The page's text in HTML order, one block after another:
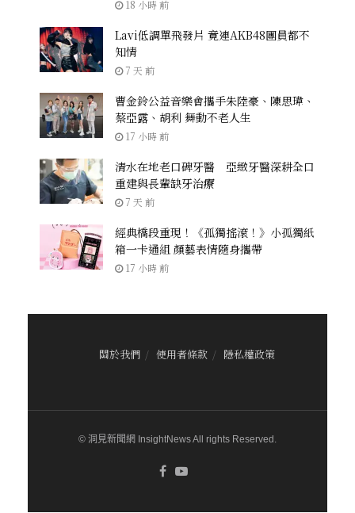
18 小時 前
Lavi低調單飛發片 竟連AKB48團員都不
知情
7 天 前
曹金鈴公益音樂會攜手朱陸豪、陳思瑋、
蔡亞露、胡利 舞動不老人生
17 小時 前
清水在地老口碑牙醫 亞緻牙醫深耕全口
重建與長輩缺牙治療
7 天 前
經典橋段重現！《孤獨搖滾！》小孤獨紙
箱一卡通組 顏藝表情隨身攜帶
17 小時 前
關於我們 使用者條款 隱私權政策
© 洞見新聞網 InsightNews All rights Reserved.